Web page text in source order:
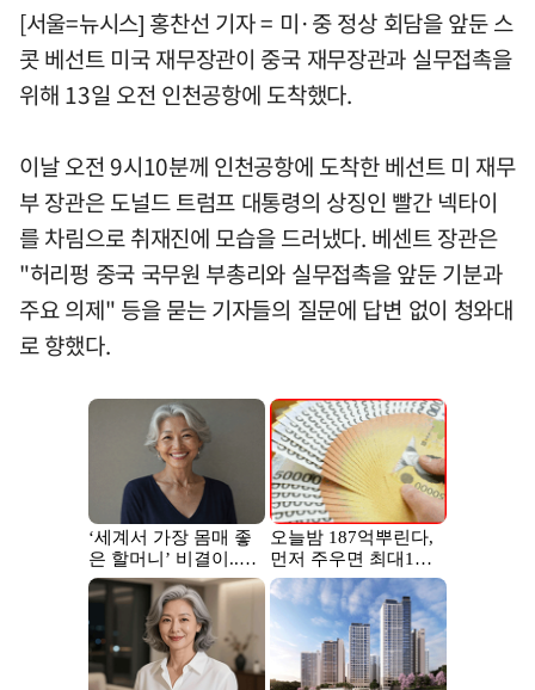
[서울=뉴시스] 홍찬선 기자 = 미·중 정상 회담을 앞둔 스
콧 베선트 미국 재무장관이 중국 재무장관과 실무접촉을
위해 13일 오전 인천공항에 도착했다.
이날 오전 9시10분께 인천공항에 도착한 베선트 미 재무
부 장관은 도널드 트럼프 대통령의 상징인 빨간 넥타이
를 차림으로 취재진에 모습을 드러냈다. 베센트 장관은
"허리펑 중국 국무원 부총리와 실무접촉을 앞둔 기분과
주요 의제" 등을 묻는 기자들의 질문에 답변 없이 청와대
로 향했다.